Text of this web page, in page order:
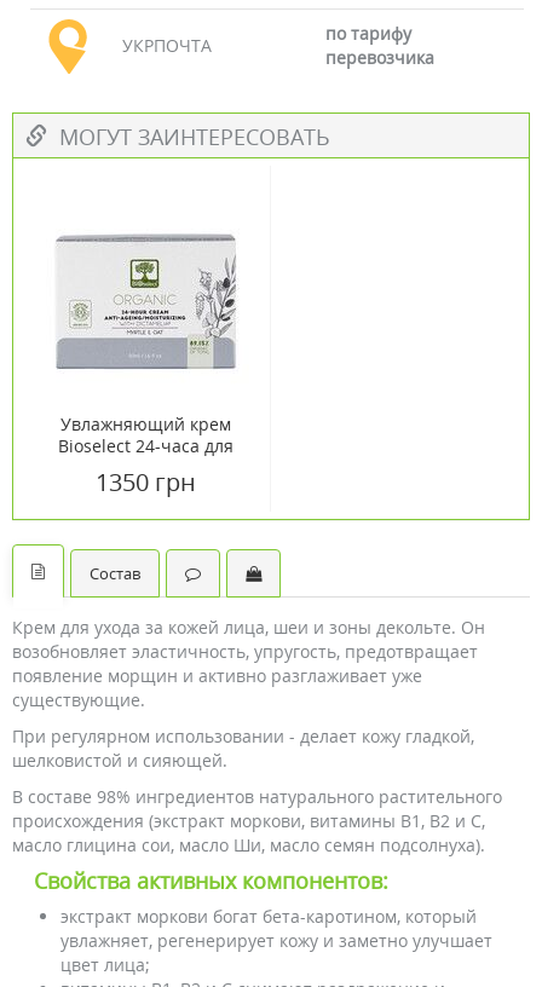
УКРПОЧТА
по тарифу
перевозчика
МОГУТ ЗАИНТЕРЕСОВАТЬ
Увлажняющий крем
Bioselect 24-часа для
мл
1350 грн
Состав
Крем для ухода за кожей лица, шеи и зоны декольте. Он
возобновляет эластичность, упругость, предотвращает
появление морщин и активно разглаживает уже
существующие.
При регулярном использовании - делает кожу гладкой,
шелковистой и сияющей.
В составе 98% ингредиентов натурального растительного
происхождения (экстракт моркови, витамины В1, В2 и С,
масло глицина сои, масло Ши, масло семян подсолнуха).
Свойства активных компонентов:
экстракт моркови богат бета-каротином, который
увлажняет, регенерирует кожу и заметно улучшает
цвет лица;